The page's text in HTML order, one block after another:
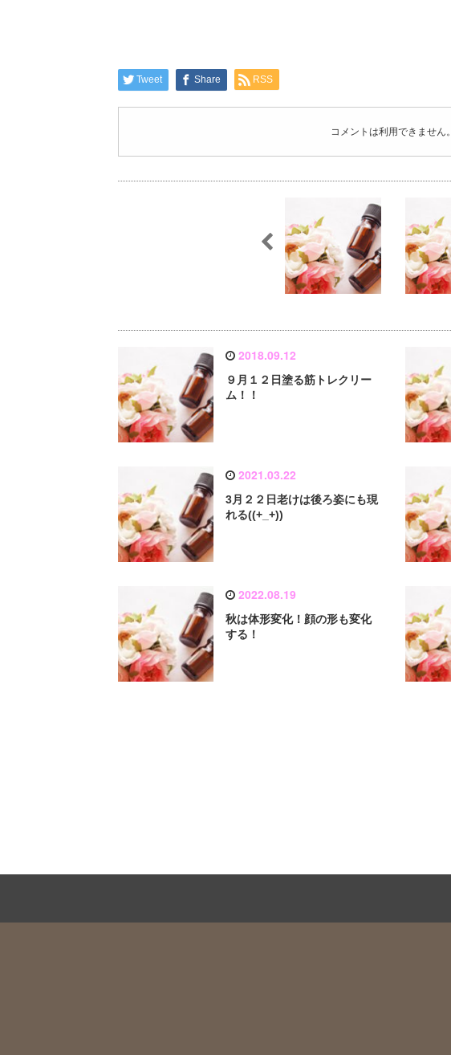
Tweet Share RSS
コメントは利用できません。
2018.09.12
９月１２日塗る筋トレクリー
ム！！
2021.03.22
3月２２日老けは後ろ姿にも現
れる((+_+))
2022.08.19
秋は体形変化！顔の形も変化
する！